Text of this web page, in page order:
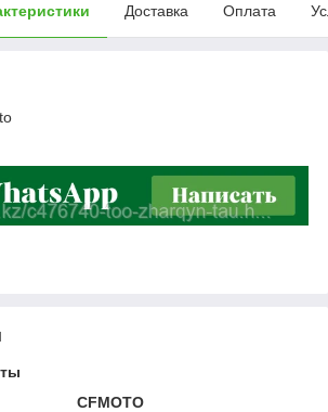
Доставка Оплата
CFMOTO